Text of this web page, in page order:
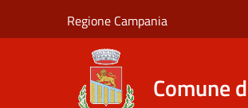
Regione Campania
Comune